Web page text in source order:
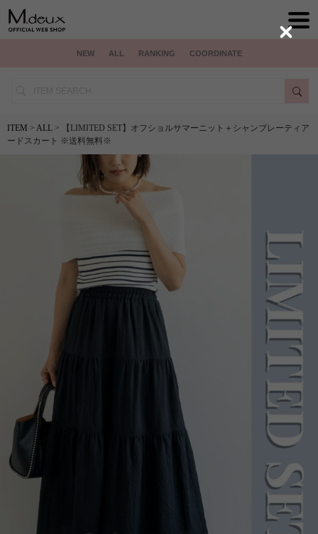
NEW ALL RANKING COORDINATE
ITEM > ALL > 【LIMITED SET】オフショルサマーニット＋シャンブレーティア
ードスカート ※送料無料※
Close